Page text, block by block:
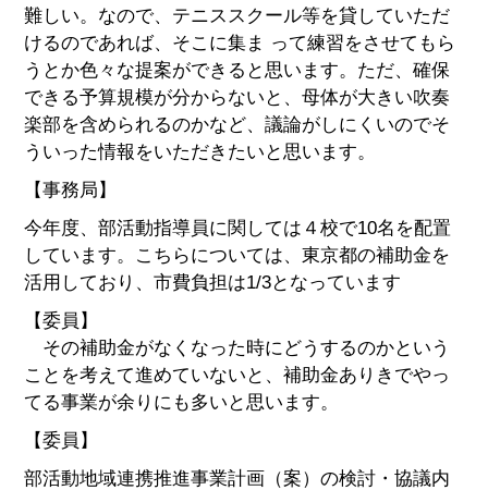
難しい。なので、テニススクール等を貸していただ
けるのであれば、そこに集ま って練習をさせてもら
うとか色々な提案ができると思います。ただ、確保
できる予算規模が分からないと、母体が大きい吹奏
楽部を含められるのかなど、議論がしにくいのでそ
ういった情報をいただきたいと思います。
【事務局】
今年度、部活動指導員に関しては４校で10名を配置
しています。こちらについては、東京都の補助金を
活用しており、市費負担は1/3となっています
【委員】
その補助金がなくなった時にどうするのかという
ことを考えて進めていないと、補助金ありきでやっ
てる事業が余りにも多いと思います。
【委員】
部活動地域連携推進事業計画（案）の検討・協議内